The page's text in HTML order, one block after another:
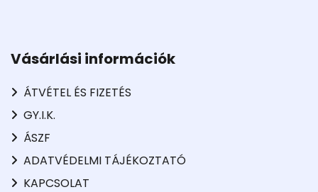
Vásárlási információk
ÁTVÉTEL ÉS FIZETÉS
GY.I.K.
ÁSZF
ADATVÉDELMI TÁJÉKOZTATÓ
KAPCSOLAT